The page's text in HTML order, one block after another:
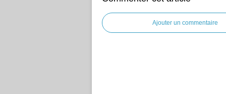
Ajouter un commentaire